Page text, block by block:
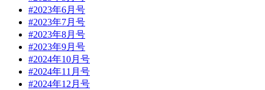
#2023年6月号
#2023年7月号
#2023年8月号
#2023年9月号
#2024年10月号
#2024年11月号
#2024年12月号